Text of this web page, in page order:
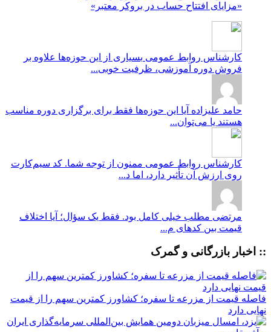
«مزایای افتتاح حساب در بروکر معتبر»
کارشناس روابط عمومی بسیاری از این حوزه‌ها علاوه بر
فروش دوره آموزشی، ظرفیت خوبی...
حامد علیزاده آیا این حوزه‌ها فقط برای برگزاری دوره مناسب
هستند یا می‌توان...
کارشناس روابط عمومی ممنون از توجه شما. کد سیم‌کارت
روی ارزش آن تأثیر دارد، اما د...
مرتضی مطلب خیلی کامل بود. فقط یک سؤال؛ آیا اختلاف
قیمت بین کدهای م...
:: اخبار بازرگانی و گمرک
فاصله قیمت از مزرعه تا سفره؛ کشاورز کمترین سهم را از قیمت
نهایی دارد